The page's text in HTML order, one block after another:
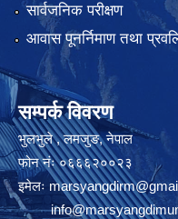
सार्वजनिक परीक्षण
आवास पूनर्निमाण तथा
सम्पर्क विवरण
भुलभुले , लमजुङ, नेपाल
फोन नंः ०६६६२००२३
इमेलः